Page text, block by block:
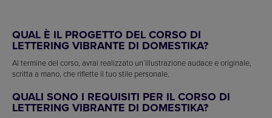
QUAL È IL PROGETTO DEL CORSO DI
LETTERING VIBRANTE DI DOMESTIKA?
Al termine del corso, avrai realizzato un’illustrazione audace e originale,
scritta a mano, che riflette il tuo stile personale.
QUALI SONO I REQUISITI PER IL CORSO DI
LETTERING VIBRANTE DI DOMESTIKA?